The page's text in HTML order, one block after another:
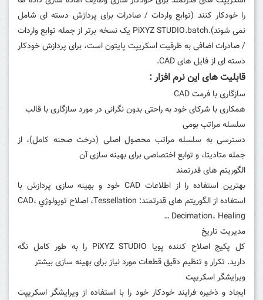
را خودکار کنند (توابع واردات / صادرات برای پردازش دسته ای شامل
نمی شوند).
PiXYZ STUDIO.batch یک نسخه برتر از جمله توابع واردات
/ صادرات اضافی به ظرفیت اسکریپت پایتون است، برای پردازش خودکار
دسته ای از فایل های CAD.
قابلیت های این نرم افزار :
سازگاری با فرمت CAD
همکاری با شرکای خود به راحتی بدون نگرانی در مورد سازگاری با قالب
سلسله مراتب بومی
دسترسی به سلسله مراتب محصول اصلی (درخت صحنه کامل)، از
جمله متادیتا، و توابع اختصاصی برای بهینه سازی آن
الگوریتم های قدرتمند
بهترین استفاده را از اطلاعات CAD خود و بهینه سازی پردازش با
استفاده از الگوریتم های قدرتمند: Tessellation، اصلاح توپولوژي CAD،
Decimation، Healing …
مدیریت تاریخ
کل پکیج اصلاح کننده پویا PiXYZ STUDIO را به طور کامل نگه
دارید. تکرار و تنظیم دقیق قطعات مورد نیاز برای بهینه سازی بیشتر
ویرایشگر اسکریپت
ایجاد و ذخیره فرایند خودکار خود را با استفاده از ویرایشگر اسکریپت